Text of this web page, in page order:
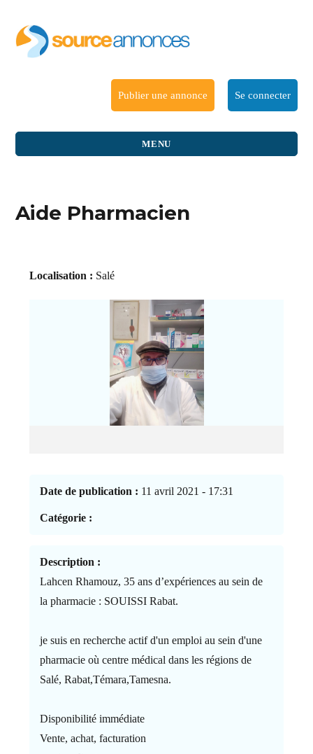
Publier une annonce Se connecter
MENU
Aide Pharmacien
Localisation : Salé
Date de publication : 11 avril 2021 - 17:31
Catégorie :
Description :
Lahcen Rhamouz, 35 ans d’expériences au sein de
la pharmacie : SOUISSI Rabat.
je suis en recherche actif d'un emploi au sein d'une
pharmacie où centre médical dans les régions de
Salé, Rabat,Témara,Tamesna.
Disponibilité immédiate
Vente, achat, facturation